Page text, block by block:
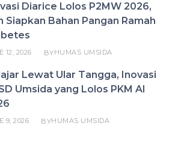
Diarice Lolos P2MW 2026,
Siapkan Bahan Pangan Ramah
12, 2026 BYHUMAS UMSIDA
Lewat Ular Tangga, Inovasi
Umsida yang Lolos PKM AI
9, 2026 BYHUMAS UMSIDA